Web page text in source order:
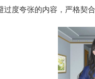
度夸张的内容，严格契